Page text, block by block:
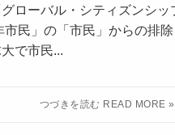
ローバル・シティズンシッ
市民」の「市民」からの排
で市民...